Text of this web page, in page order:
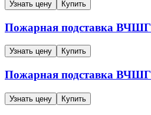
Узнать цену Купить
Пожарная подставка ВЧШГ
Узнать цену Купить
Пожарная подставка ВЧШГ
Узнать цену Купить